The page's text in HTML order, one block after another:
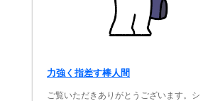
力強く指差す棒人間
ご覧いただきありがとうございます。シ